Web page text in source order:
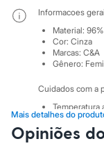
Blusas
Calçados
Leggings
Shorts e Bermudas
Moda íntima
Calcinhas
Cintas e
Meias
Pijamas
Sutiãs e Tops
Moda praia
Mais detalhes do
Informacoes
Material:
Cor: Cinza
Marcas: C&A
Gênero:
Cuidados com a
Temperatura
Não alvejar.
Secar em
Secar na
Opiniões